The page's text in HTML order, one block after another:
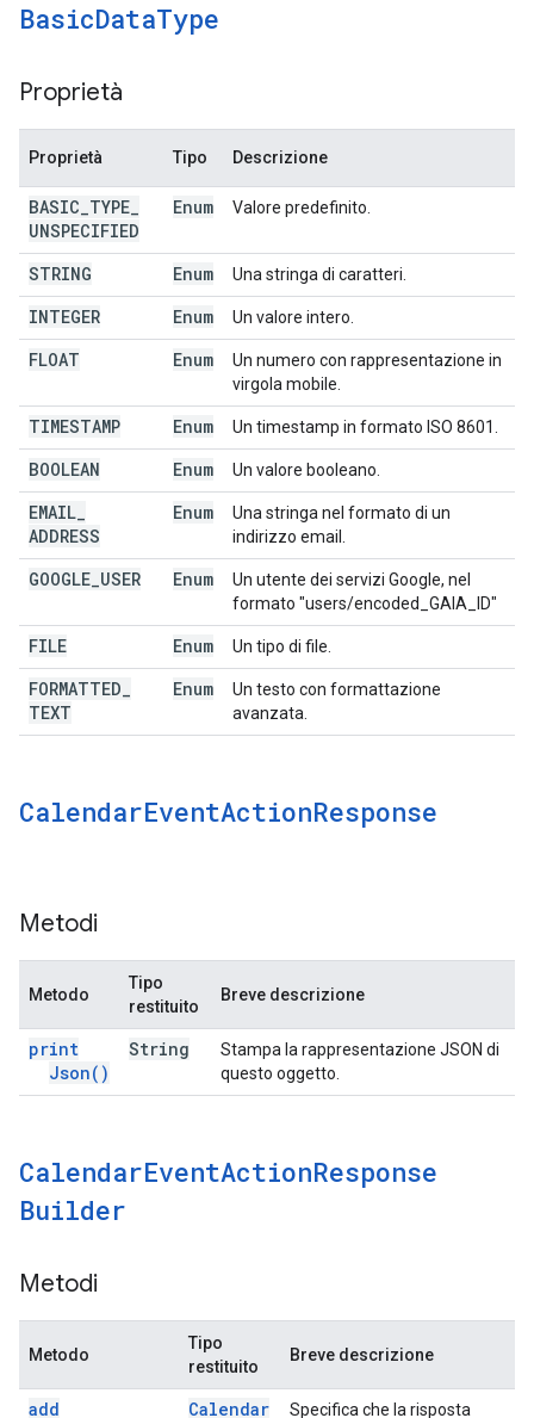
BasicDataType
Proprietà
Proprietà Tipo Descrizione
BASIC TYPE
UNSPECIFIED
Enum Valore predefinito.
STRING Enum Una stringa di caratteri.
INTEGER Enum Un valore intero.
FLOAT Enum
Un numero con rappresentazione in
virgola mobile.
TIMESTAMP Enum Un timestamp in formato ISO 8601.
BOOLEAN Enum Un valore booleano.
EMAIL
ADDRESS
Enum
Una stringa nel formato di un
indirizzo email.
GOOGLE USER Enum
Un utente dei servizi Google, nel
formato "users/encoded_GAIA_ID"
FILE Enum Un tipo di file.
FORMATTED
TEXT
Enum
Un testo con formattazione
avanzata.
CalendarEventActionResponse
Metodi
Metodo
Tipo
restituito
Breve descrizione
print
Json( )
String
Stampa la rappresentazione JSON di
questo oggetto.
CalendarEventActionResponse
Builder
Metodi
Metodo
Tipo
restituito
Breve descrizione
add Calendar Specifica che la risposta